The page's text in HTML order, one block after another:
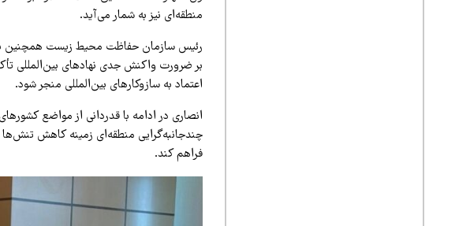
منطقه‌ای نیز به شمار می‌آید.
رئیس سازمان حفاظت محیط زیست همچنین
بر ضرورت واکنش جدی نهادهای بین‌المللی
اعتماد به سازوکارهای بین‌المللی منجر شود.
انصاری در ادامه با قدردانی از مواضع
چندجانبه‌گرایی منطقه‌ای زمینه کاهش
فراهم کند.